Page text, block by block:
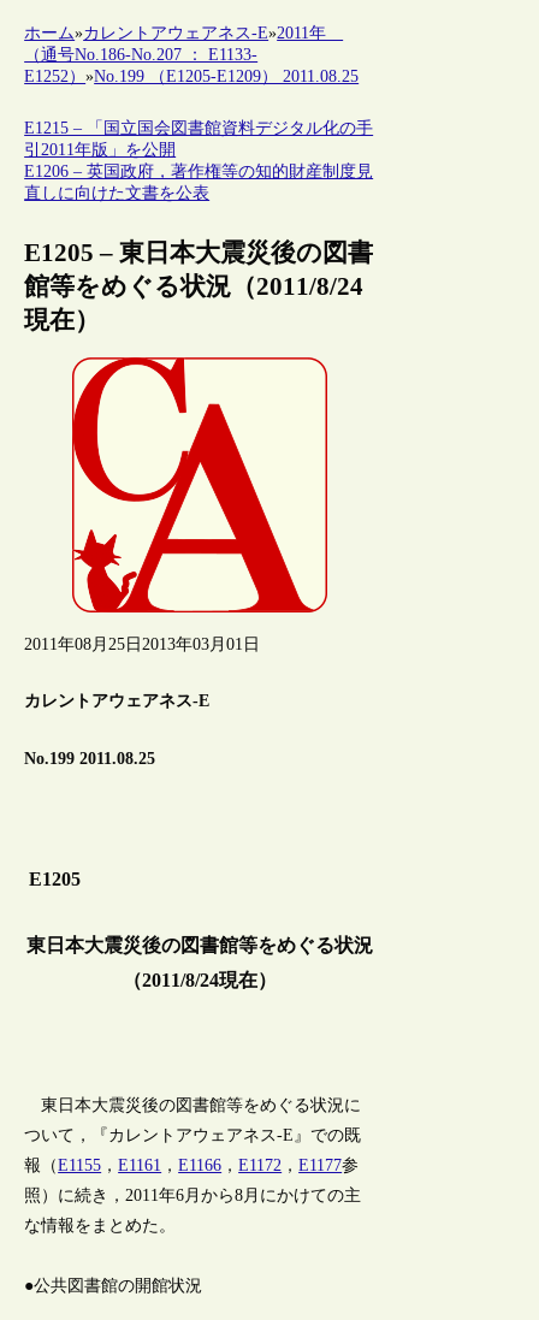
ホーム»カレントアウェアネス-E»2011年
（通号No.186-No.207 ： E1133-
E1252）»No.199 （E1205-E1209） 2011.08.25
E1215 – 「国立国会図書館資料デジタル化の手
引2011年版」を公開
E1206 – 英国政府，著作権等の知的財産制度見
直しに向けた文書を公表
E1205 – 東日本大震災後の図書
館等をめぐる状況（2011/8/24
現在）
2011年08月25日 2013年03月01日
カレントアウェアネス-E
No.199 2011.08.25
E1205
東日本大震災後の図書館等をめぐる状況
（2011/8/24現在）
東日本大震災後の図書館等をめぐる状況に
ついて，『カレントアウェアネス-E』での既
報（E1155 ，E1161 ，E1166 ，E1172 ，E1177参
照）に続き，2011年6月から8月にかけての主
な情報をまとめた。
●公共図書館の開館状況